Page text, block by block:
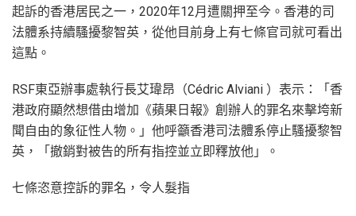
起訴的香港居民之一，2020年12月遭關押至今。香港的司
法體系持續騷擾黎智英，從他目前身上有七條官司就可看出
這點。
RSF東亞辦事處執行長艾瑋昂（Cédric Alviani ）表示：「香
港政府顯然想借由增加《蘋果日報》創辦人的罪名來擊垮新
聞自由的象征性人物。」他呼籲香港司法體系停止騷擾黎智
英，「撤銷對被告的所有指控並立即釋放他」。
七條恣意控訴的罪名，令人髮指